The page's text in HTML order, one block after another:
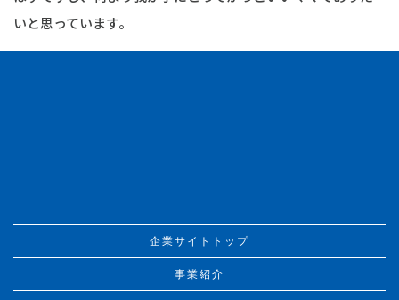
いと思っています。
企業サイトトップ
事業紹介